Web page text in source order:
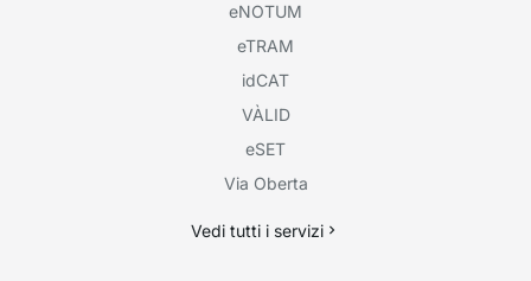
eNOTUM
eTRAM
idCAT
VÀLID
eSET
Via Oberta
Vedi tutti i servizi